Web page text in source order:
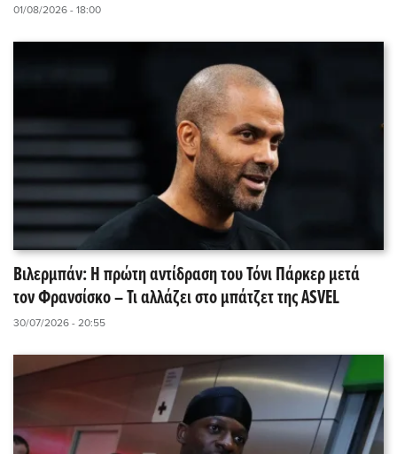
01/08/2026 - 18:00
Βιλερμπάν: Η πρώτη αντίδραση του Τόνι Πάρκερ μετά
τον Φρανσίσκο – Τι αλλάζει στο μπάτζετ της ASVEL
30/07/2026 - 20:55